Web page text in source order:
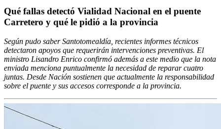
Qué fallas detectó Vialidad Nacional en el puente
Carretero y qué le pidió a la provincia
Según pudo saber Santotomealdía, recientes informes técnicos
detectaron apoyos que requerirán intervenciones preventivas. El
ministro Lisandro Enrico confirmó además a este medio que la nota
enviada menciona puntualmente la necesidad de reparar cuatro
juntas. Desde Nación sostienen que actualmente la responsabilidad
sobre el puente y sus accesos corresponde a la provincia.